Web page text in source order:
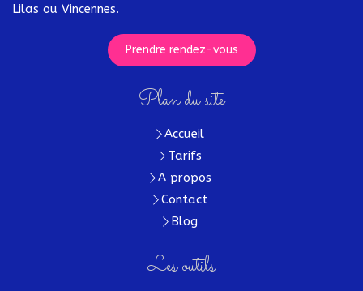
Lilas ou Vincennes.
Prendre rendez-vous
Plan du site
Accueil
Tarifs
A propos
Contact
Blog
Les outils